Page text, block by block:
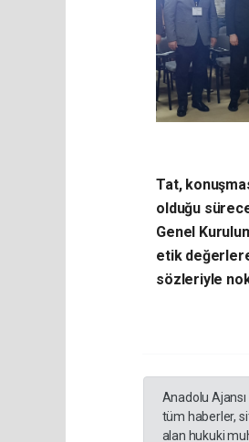
​Tat,
olduğu
Genel
etik
sözleriyle
Anadolu
tüm haberler,
alan hukuki